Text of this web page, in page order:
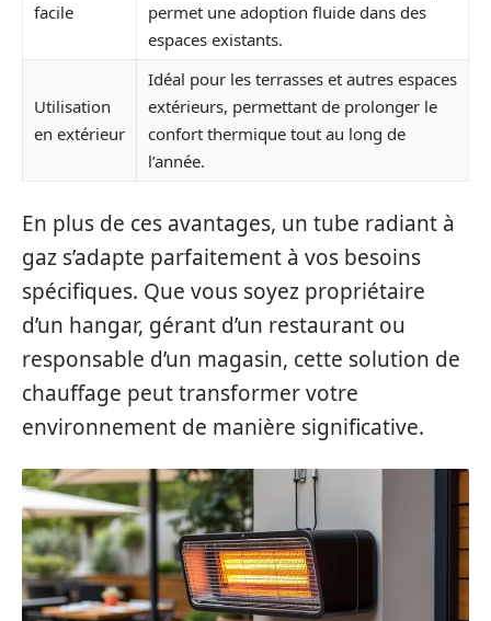
facile
permet une adoption fluide dans des
espaces existants.
Utilisation
en extérieur
Idéal pour les terrasses et autres espaces
extérieurs, permettant de prolonger le
confort thermique tout au long de
l’année.
En plus de ces avantages, un tube radiant à
gaz s’adapte parfaitement à vos besoins
spécifiques. Que vous soyez propriétaire
d’un hangar, gérant d’un restaurant ou
responsable d’un magasin, cette solution de
chauffage peut transformer votre
environnement de manière significative.